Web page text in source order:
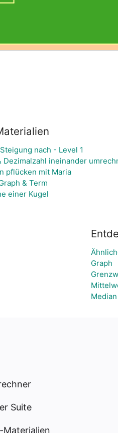
nach - Level 1
Dezimalzahl ineinander
pflücken mit Maria
& Term
einer Kugel
Graph
Median
Suite
Materialien